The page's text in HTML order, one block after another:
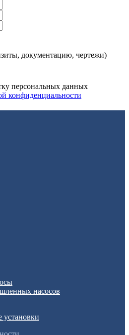
документацию, чертежи)
персональных данных
конфиденциальности
насосов
установки